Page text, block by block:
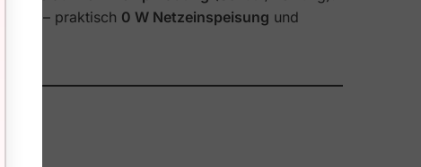
– praktisch 0 W Netzeinspeisung und